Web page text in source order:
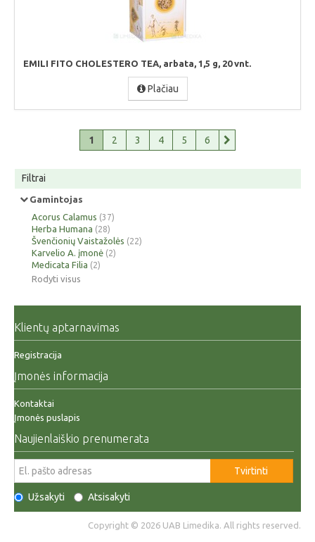
EMILI FITO CHOLESTERO TEA, arbata, 1,5 g, 20 vnt.
Plačiau
1 2 3 4 5 6
Filtrai
Gamintojas
Acorus Calamus (37)
Herba Humana (28)
Švenčionių Vaistažolės (22)
Karvelio A. įmonė (2)
Medicata Filia (2)
Rodyti visus
Klientų aptarnavimas
Registracija
Įmonės informacija
Kontaktai
Įmonės puslapis
Naujienlaiškio prenumerata
Tvirtinti
Užsakyti Atsisakyti
Copyright © 2026 UAB Limedika. All rights reserved.